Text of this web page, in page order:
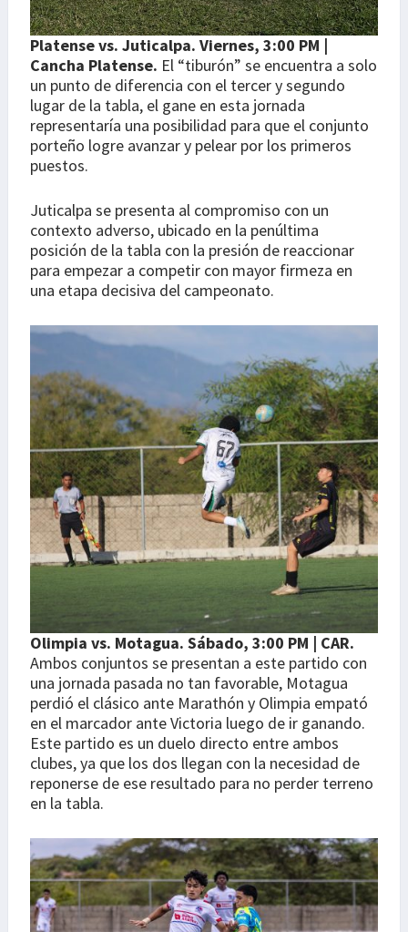
Platense vs. Juticalpa. Viernes, 3:00 PM |
Cancha Platense. El “tiburón” se encuentra a solo
un punto de diferencia con el tercer y segundo
lugar de la tabla, el gane en esta jornada
representaría una posibilidad para que el conjunto
porteño logre avanzar y pelear por los primeros
puestos.
Juticalpa se presenta al compromiso con un
contexto adverso, ubicado en la penúltima
posición de la tabla con la presión de reaccionar
para empezar a competir con mayor firmeza en
una etapa decisiva del campeonato.
Olimpia vs. Motagua. Sábado, 3:00 PM | CAR.
Ambos conjuntos se presentan a este partido con
una jornada pasada no tan favorable, Motagua
perdió el clásico ante Marathón y Olimpia empató
en el marcador ante Victoria luego de ir ganando.
Este partido es un duelo directo entre ambos
clubes, ya que los dos llegan con la necesidad de
reponerse de ese resultado para no perder terreno
en la tabla.